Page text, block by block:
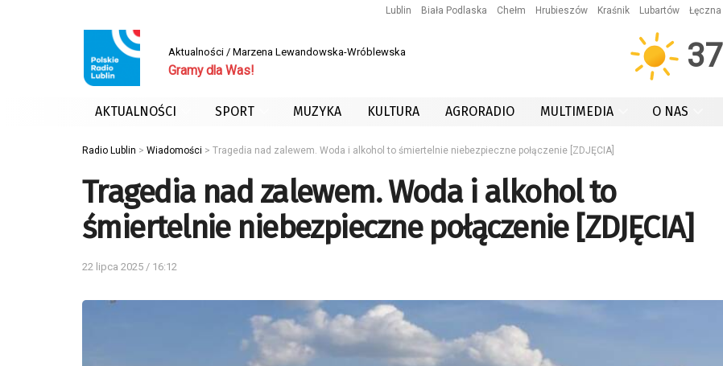
Lublin Biała Podlaska Chełm Hrubieszów Kraśnik Lubartów Łęczna
Aktualności / Marzena Lewandowska-Wróblewska
Gramy dla Was! 37
AKTUALNOŚCI SPORT MUZYKA KULTURA AGRORADIO MULTIMEDIA O NAS
Radio Lublin > Wiadomości > Tragedia nad zalewem. Woda i alkohol to śmiertelnie niebezpieczne połączenie [ZDJĘCIA]
Tragedia nad zalewem. Woda i alkohol to
śmiertelnie niebezpieczne połączenie [ZDJĘCIA]
22 lipca 2025 / 16:12